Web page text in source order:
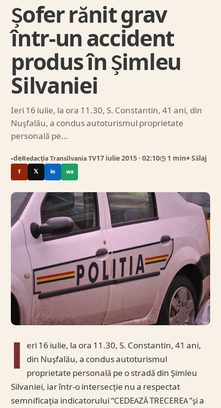
Șofer rănit grav
într-un accident
produs în Șimleu
Silvaniei
Ieri 16 iulie, la ora 11.30, S. Constantin, 41 ani, din
Nuşfalău, a condus autoturismul proprietate
personală pe…
●deRedacția Transilvania TV17 iulie 2015 · 02:10◷ 1 min⌖ Sălaj
f 𝕏 in wa
I eri 16 iulie, la ora 11.30, S. Constantin, 41 ani,
din Nuşfalău, a condus autoturismul
proprietate personală pe o stradă din Şimleu
Silvaniei, iar într-o intersecţie nu a respectat
semnificaţia indicatorului “CEDEAZĂ TRECEREA ”şi a